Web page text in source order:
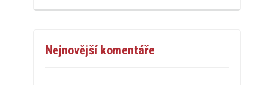
Nejnovější komentáře